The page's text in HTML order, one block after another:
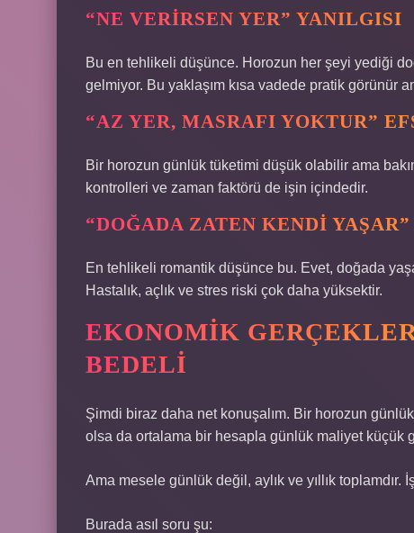
“NE VERIRSEN YER” YANILGISI
Bu en tehlikeli düşünce. Horozun her şeyi yediği
gelmiyor. Bu yaklaşım kısa vadede pratik görünür
“AZ YER, MASRAFI YOKTUR”
Bir horozun günlük tüketimi düşük olabilir ama
kontrolleri ve zaman faktörü de işin içindedir.
“DOĞADA ZATEN KENDI
En tehlikeli romantik düşünce bu. Evet, doğada
Hastalık, açlık ve stres riski çok daha yüksektir.
EKONOMIK
BEDELI
Şimdi biraz daha net konuşalım. Bir horozun
olsa da ortalama bir hesapla günlük maliyet küçük
Ama mesele günlük değil, aylık ve yıllık toplamdır.
Burada asıl soru şu: